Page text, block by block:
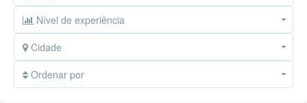
Nível de experiência
Cidade
Ordenar por